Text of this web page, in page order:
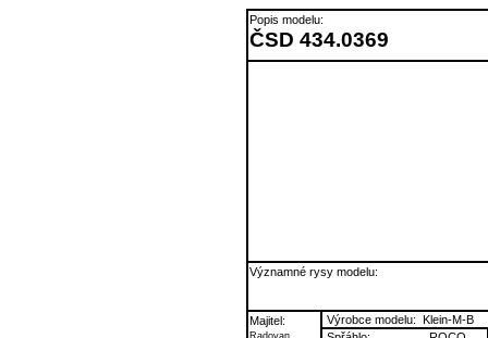
Popis modelu:
ČSD 434.0369
Významné rysy modelu:
Majitel:
Radovan
Výrobce modelu: Klein-M-B